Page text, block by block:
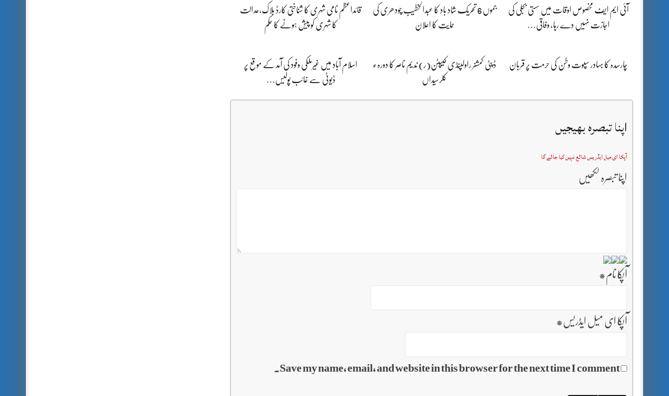
آئی ایم ایف مخصوص اوقات میں سستی بجلی کی
اجازت نہیں دے رہا، وفاقی…
جموں 6 تحریک شاد باد کا عبدالخطیب چودھری کی
حمایت کا اعلان
قائداعظم نامی شہری کا شناختی کارڈ بلاک،عدالت
کا شہری کو پیش ہونے کا حکم
چارسدہ کا بہادر سپوت وطن کی حرمت پر قربان
ڈپٹی کمشنر راولپنڈی کیپٹن(ر) ندیم ناصر کا دورہء
کلرسیداں
اسلام آباد میں غیرملکی وفود کی آمد کے موقع پر
ڈیوٹی سے غائب پولیس…
اپنا تبصرہ بھیجیں
آپکا ای میل ایڈریس شائع نہیں کیا جائے گا
اپنا تبصرہ لکھیں
آپکا نام *
آپکا ای میل ایڈریس *
Save my name, email, and website in this browser for the next time I comment.